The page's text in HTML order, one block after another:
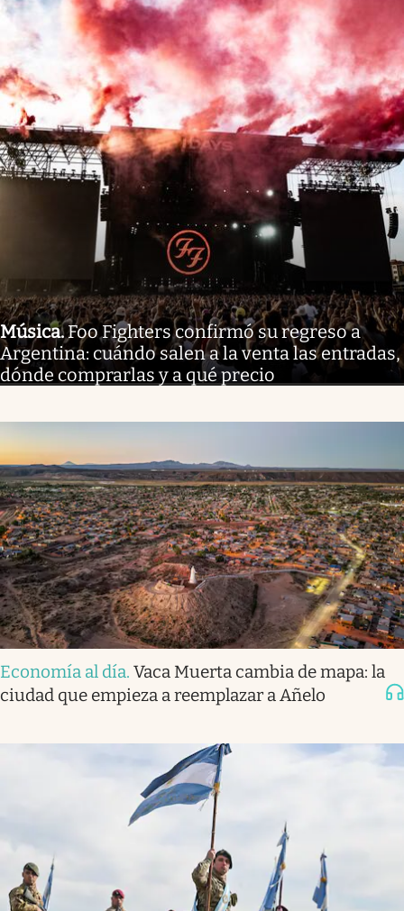
Música.Foo Fighters confirmó su regreso a
Argentina: cuándo salen a la venta las entradas,
dónde comprarlas y a qué precio
Economía al día. Vaca Muerta cambia de mapa: la
ciudad que empieza a reemplazar a Añelo